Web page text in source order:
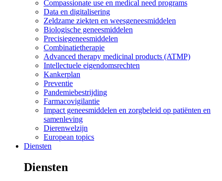
Compassionate use en medical need programs
Data en digitalisering
Zeldzame ziekten en weesgeneesmiddelen
Biologische geneesmiddelen
Precisiegeneesmiddelen
Combinatietherapie
Advanced therapy medicinal products (ATMP)
Intellectuele eigendomsrechten
Kankerplan
Preventie
Pandemiebestrijding
Farmacovigilantie
Impact geneesmiddelen en zorgbeleid op patiënten en
samenleving
Dierenwelzijn
European topics
Diensten
Diensten